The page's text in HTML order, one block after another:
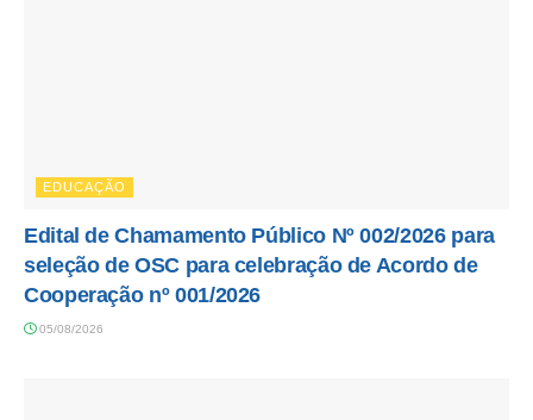
EDUCAÇÃO
Edital de Chamamento Público Nº 002/2026 para
seleção de OSC para celebração de Acordo de
Cooperação nº 001/2026
05/08/2026